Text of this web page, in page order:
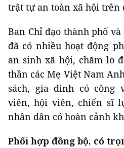
trật tự an toàn xã hội trên
Ban Chỉ đạo thành phố
đã có nhiều hoạt động
an sinh xã hội, chăm lo
thần các Mẹ Việt Nam
sách, gia đình có công
viên, hội viên, chiến sĩ
nhân dân có hoàn cảnh
Phối hợp đồng bộ, có